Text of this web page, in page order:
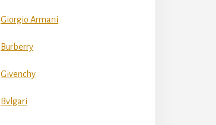
Giorgio Armani
Burberry
Givenchy
Bvlgari